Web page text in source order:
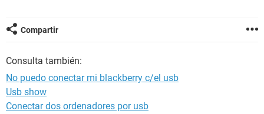
Compartir
Consulta también:
No puedo conectar mi blackberry c/el usb
Usb show
Conectar dos ordenadores por usb